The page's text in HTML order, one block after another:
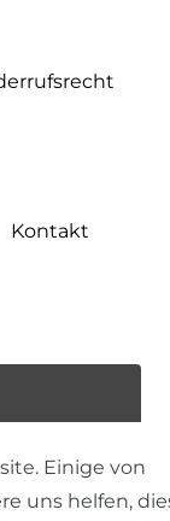
Kontakt
Einige von
uns helfen,